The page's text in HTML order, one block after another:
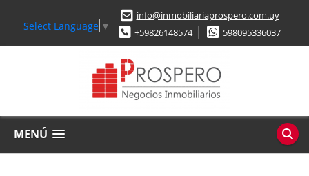
Select Language ▼
info@inmobiliariaprospero.com.uy
+59826148574
598095336037
MENÚ